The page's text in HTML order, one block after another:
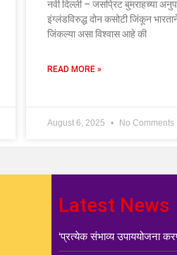
नवी दिल्ली – जसप्रिट बुमराहच्या
इंग्लंडविरुद्ध दोन कसोटी जिंकून
जिंकल्या असा विश्वास आहे की
READ MORE »
August 6, 2025 No Comments
Latest News
‘प्रत्येक संभाव्य उपाययोजना